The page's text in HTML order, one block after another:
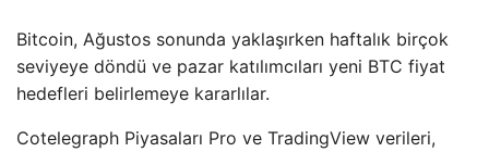
Bitcoin, Ağustos sonunda yaklaşırken haftalık birçok
seviyeye döndü ve pazar katılımcıları yeni BTC fiyat
hedefleri belirlemeye kararlılar.
Cotelegraph Piyasaları Pro ve TradingView verileri,